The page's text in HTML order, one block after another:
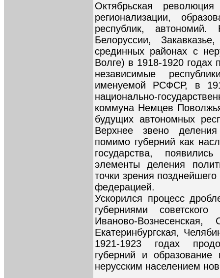
Октябрьская
регионализации,
республик,
Белоруссии,
срединных районах с
Волге) в 1918-1920 годах
независимые
именуемой РСФСР, в
национально-
коммуна Немцев
будущих автономных
Верхнее звено
помимо губерний как
государства,
элементы деления
точки зрения
федерацией.
Ускорился процесс
губерниями
Иваново-Вознесенская,
Екатеринбургская,
1921-1923 годах
губерний и
нерусским населением